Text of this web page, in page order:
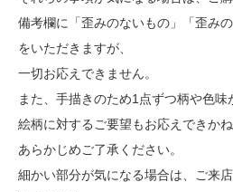
備考欄に「歪みのないもの」「歪み
をいただきますが、
一切お応えできません。
また、手描きのため1点ずつ柄や色味
絵柄に対するご要望もお応えできかね
あらかじめご了承ください。
細かい部分が気になる場合は、ご来